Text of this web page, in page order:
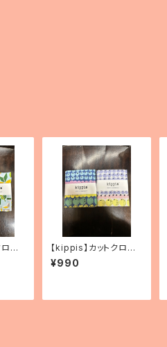
【kippis】カットクロ
ス 「Vitamiini／ビタ
ミン」（3種）
¥990